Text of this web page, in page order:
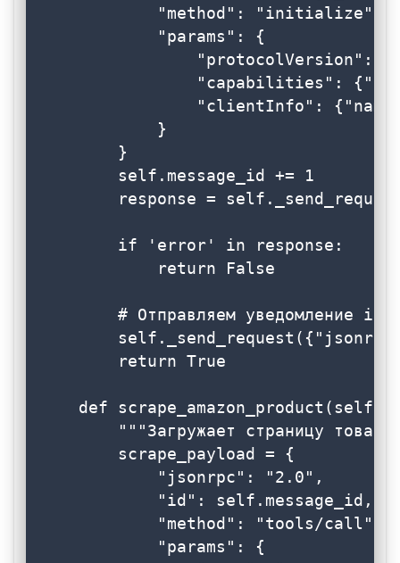
            "method": "initialize",
            "params": {
"protocolVersion":
"capabilities":
"clientInfo":
            }
        }
        self.message_id += 1
response =
        if 'error' in response:
            return False
# Отправляем уведомление
        return True
def scrape_amazon_product(self,
"""Загружает страницу
        scrape_payload = {
            "jsonrpc": "2.0",
            "id": self.message_id,
            "method": "tools/call",
            "params": {